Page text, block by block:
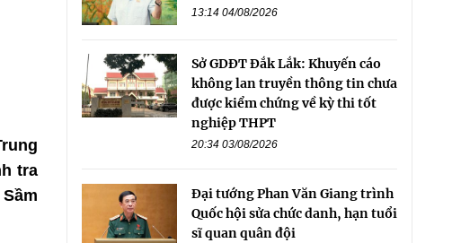
tra
13:14 04/08/2026
Sở GDĐT Đắk Lắk: Khuyến cáo
không lan truyền thông tin chưa
được kiểm chứng về kỳ thi tốt
nghiệp THPT
20:34 03/08/2026
Đại tướng Phan Văn Giang trình
Quốc hội sửa chức danh, hạn tuổi
sĩ quan quân đội